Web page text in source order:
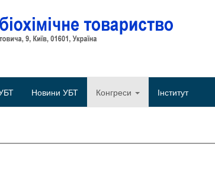
Новини УБТ Конгреси Інститут